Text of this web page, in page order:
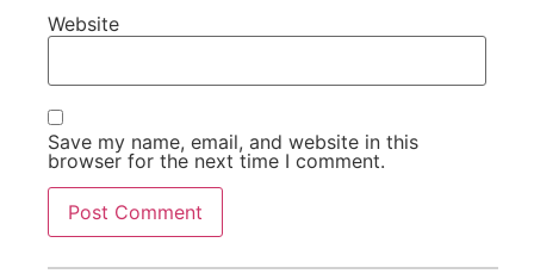
Website
Save my name, email, and website in this
browser for the next time I comment.